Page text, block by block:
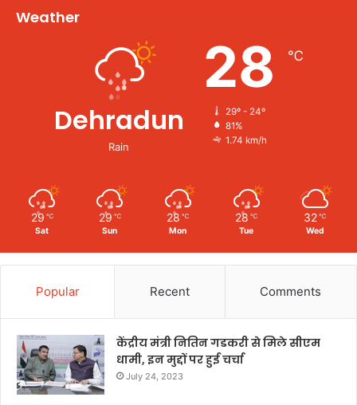
Weather
Dehradun
Rain
28 ℃
29º - 24º
81%
1.74 km/h
29 ℃
Sat
29 ℃
Sun
28 ℃
Mon
28 ℃
Tue
32 ℃
Wed
Popular Recent Comments
केंद्रीय मंत्री नितिन गडकरी से मिले सीएम
धामी, इन मुद्दों पर हुई चर्चा
July 24, 2023